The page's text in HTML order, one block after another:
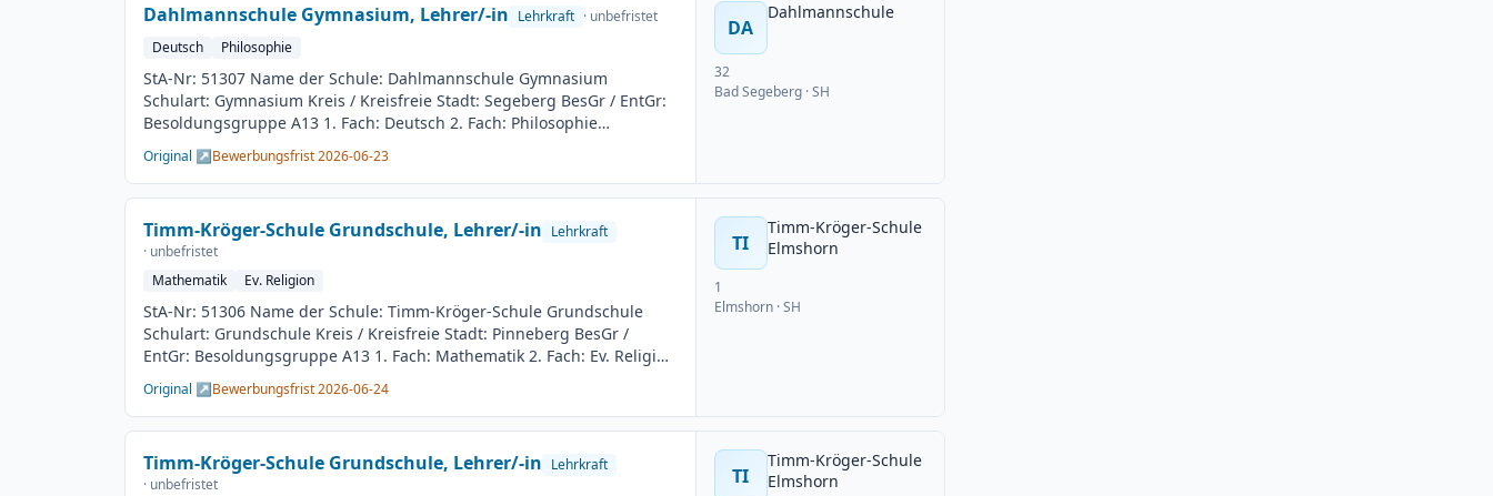
Veröffentlichung: 09.06.2026
Dahlmannschule Gymnasium, Lehrer/-in Lehrkraft · unbefristet
Deutsch
Philosophie
StA-Nr: 51307 Name der Schule: Dahlmannschule Gymnasium
Schulart: Gymnasium Kreis / Kreisfreie Stadt: Segeberg BesGr / EntGr:
Besoldungsgruppe A13 1. Fach: Deutsch 2. Fach: Philosophie
Beschäftigungsdauer: Unbefristet Arbeitsumfang: Teilzeit möglich
Besetzungstermin: 01.08.2026 Bewerbungsschluss: 23.06.2026
Veröffentlichung: 09.06.2026
Original ↗Bewerbungsfrist 2026-06-23
DA
Dahlmannschule
32
Bad Segeberg · SH
Timm-Kröger-Schule Grundschule, Lehrer/-in Lehrkraft
· unbefristet
Mathematik
Ev. Religion
StA-Nr: 51306 Name der Schule: Timm-Kröger-Schule Grundschule
Schulart: Grundschule Kreis / Kreisfreie Stadt: Pinneberg BesGr /
EntGr: Besoldungsgruppe A13 1. Fach: Mathematik 2. Fach: Ev. Religion
Beschäftigungsdauer: Unbefristet Arbeitsumfang: Teilzeit möglich
Besetzungstermin: 01.08.2026 Bewerbungsschluss: 24.06.2026
Veröffentlichung: 09.06.2026
Original ↗Bewerbungsfrist 2026-06-24
TI
Timm-Kröger-Schule
Elmshorn
1
Elmshorn · SH
Timm-Kröger-Schule Grundschule, Lehrer/-in Lehrkraft
· unbefristet
TI
Timm-Kröger-Schule
Elmshorn